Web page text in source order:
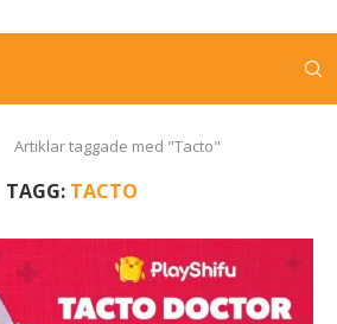
Artiklar taggade med "Tacto"
TAGG: TACTO